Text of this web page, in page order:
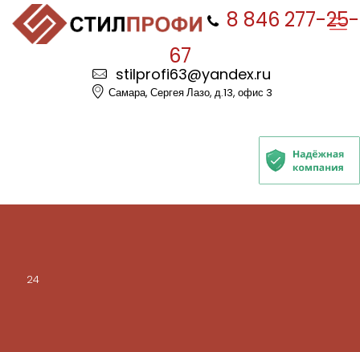
8 846 277-25-
67
stilprofi63@yandex.ru
Самара, Сергея Лазо, д.13, офис 3
24